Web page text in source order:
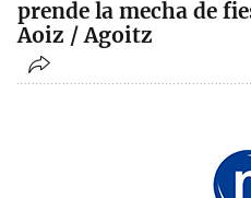
prende la mecha de
Aoiz / Agoitz